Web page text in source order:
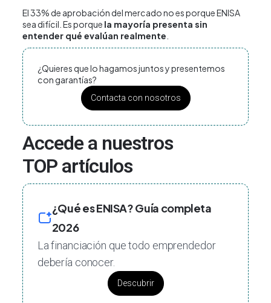
El 33% de aprobación del mercado no es porque ENISA
sea difícil. Es porque la mayoría presenta sin
entender qué evalúan realmente
¿Quieres que lo hagamos juntos y presentemos
con garantías?
Contacta con nosotros
Accede a nuestros
TOP artículos
¿Qué es ENISA? Guía completa
2026
La financiación que todo emprendedor
debería conocer.
Descubrir